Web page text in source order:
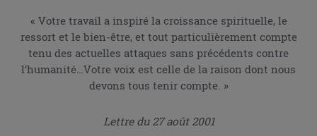
« Votre travail a inspiré la croissance spirituelle, le
ressort et le bien-être, et tout particulièrement compte
tenu des actuelles attaques sans précédents contre
l’humanité…Votre voix est celle de la raison dont nous
devons tous tenir compte. »
Lettre du 27 août 2001